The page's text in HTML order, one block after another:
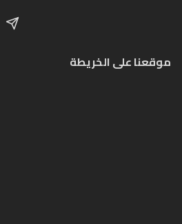
موقعنا على الخريطة